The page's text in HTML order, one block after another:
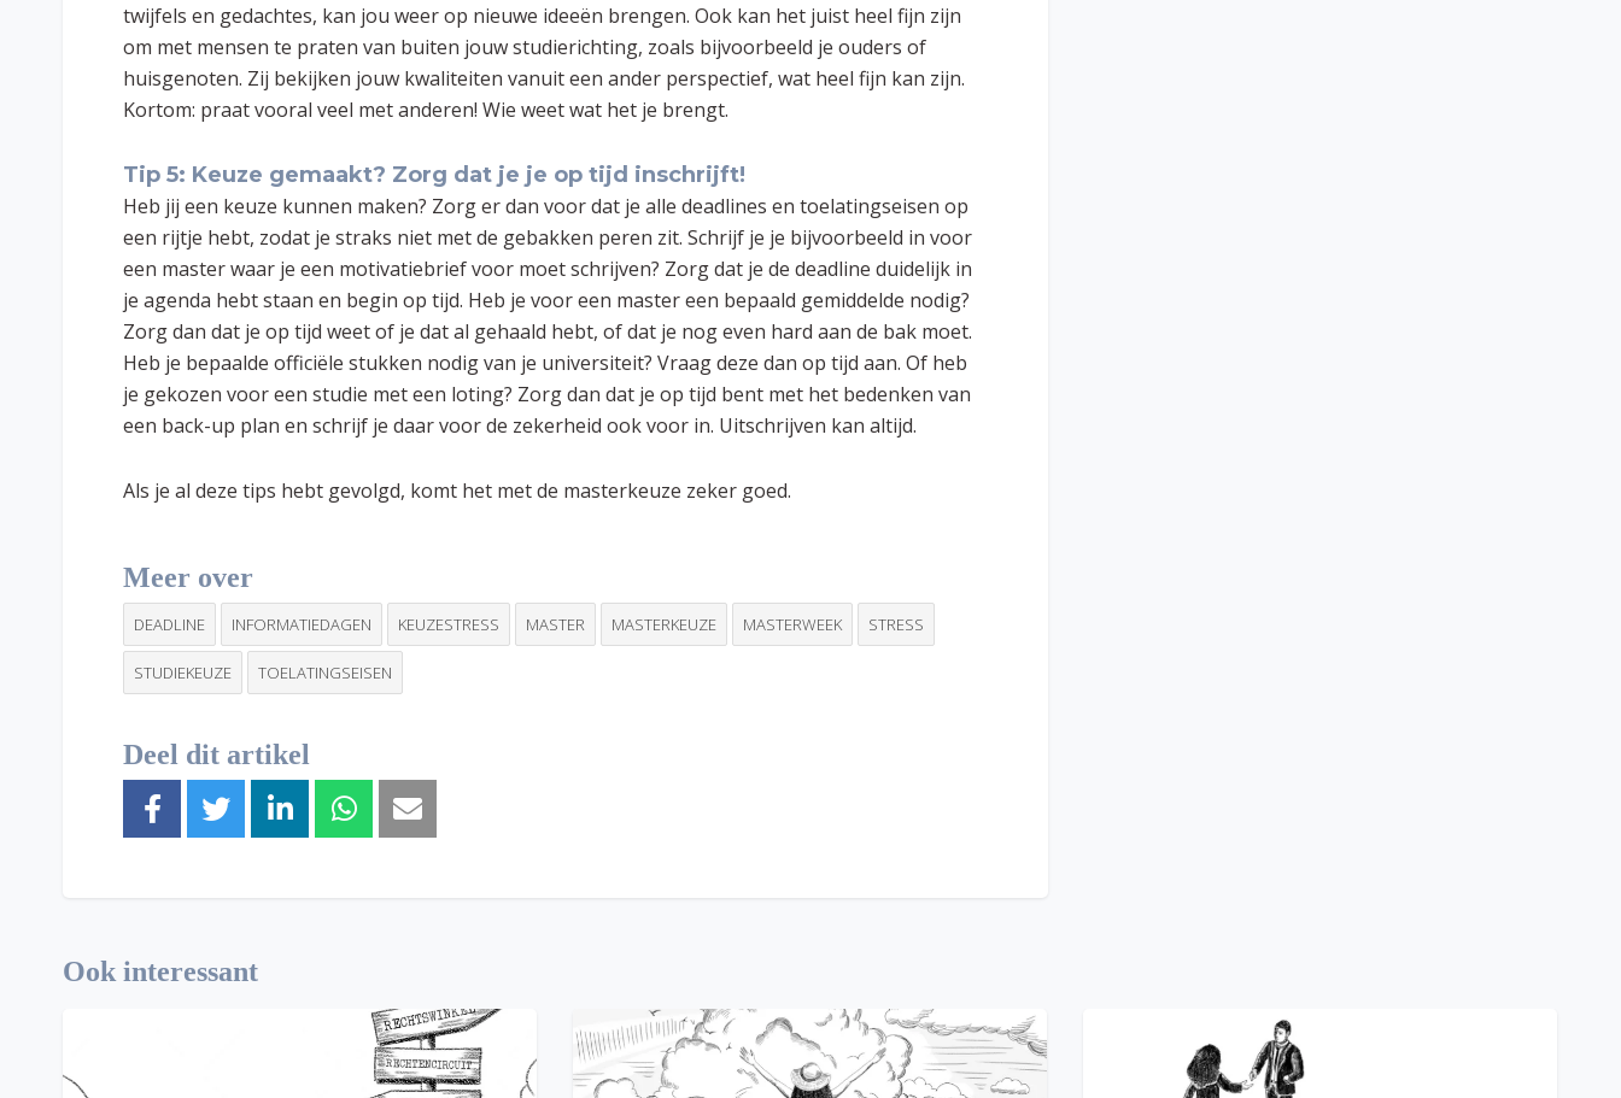
twijfels en gedachtes, kan jou weer op nieuwe ideeën brengen. Ook kan het juist heel fijn zijn
om met mensen te praten van buiten jouw studierichting, zoals bijvoorbeeld je ouders of
huisgenoten. Zij bekijken jouw kwaliteiten vanuit een ander perspectief, wat heel fijn kan zijn.
Kortom: praat vooral veel met anderen! Wie weet wat het je brengt.
Tip 5: Keuze gemaakt? Zorg dat je je op tijd inschrijft!
Heb jij een keuze kunnen maken? Zorg er dan voor dat je alle deadlines en toelatingseisen op
een rijtje hebt, zodat je straks niet met de gebakken peren zit. Schrijf je je bijvoorbeeld in voor
een master waar je een motivatiebrief voor moet schrijven? Zorg dat je de deadline duidelijk in
je agenda hebt staan en begin op tijd. Heb je voor een master een bepaald gemiddelde nodig?
Zorg dan dat je op tijd weet of je dat al gehaald hebt, of dat je nog even hard aan de bak moet.
Heb je bepaalde officiële stukken nodig van je universiteit? Vraag deze dan op tijd aan. Of heb
je gekozen voor een studie met een loting? Zorg dan dat je op tijd bent met het bedenken van
een back-up plan en schrijf je daar voor de zekerheid ook voor in. Uitschrijven kan altijd.
Als je al deze tips hebt gevolgd, komt het met de masterkeuze zeker goed.
Meer over
DEADLINE INFORMATIEDAGEN KEUZESTRESS MASTER MASTERKEUZE MASTERWEEK STRESS
STUDIEKEUZE TOELATINGSEISEN
Deel dit artikel
Ook interessant